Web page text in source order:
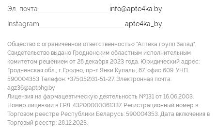
Acid, Citric Acid, Phenoxyethanol, Ethylhexylglycerin, Disodium
Эл. почта
info@apte4ka.by
Instagram
apte4ka_by
Общество с ограниченной ответственностью "Аптека групп Запад".
Свидетельство выдано Гродненским областным исполнительным
комитетом решением от 28 декабря 2023 года. Юридический адрес:
Гродненская обл., г. Гродно, пр-т Янки Купалы, 87, офис 609. УНП
590004353 Tелефон: +375(152)31-51-27. Электронная почта:
agz36@aptphg.by
Лицензия на фармацевтическую деятельность №131 от 16.06.2003.
Номер лицензии в ЕРЛ: 43200000061337. Регистрационный номер в
Торговом реестре Республики Беларусь: 590004353. Дата включения в
Торговый реестр: 28.12.2023.